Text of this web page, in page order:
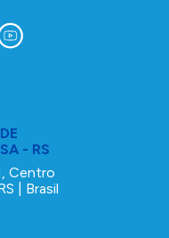
- RS
Centro
| Brasil